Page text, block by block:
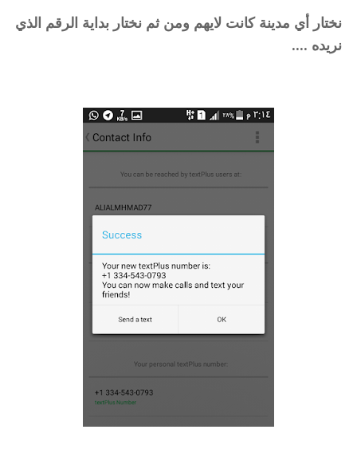
نختار أي مدينة كانت لايهم ومن ثم نختار بداية الرقم الذي
نريده ....